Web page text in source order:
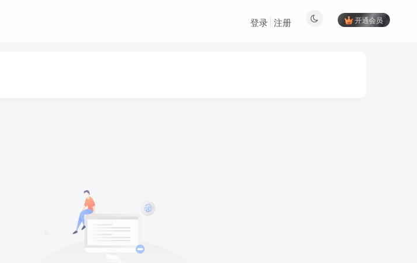
开通会员
登录 注册